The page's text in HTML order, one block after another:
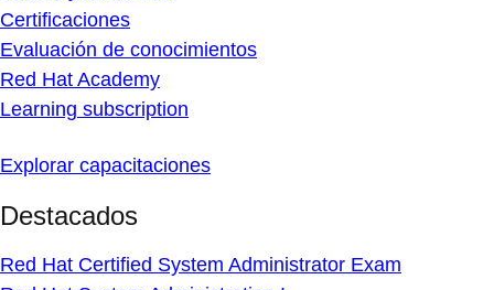
Certificaciones
Evaluación de conocimientos
Red Hat Academy
Learning subscription
Explorar capacitaciones
Destacados
Red Hat Certified System Administrator Exam